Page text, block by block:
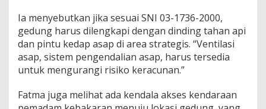
Ia menyebutkan jika sesuai SNI 03-1736-2000,
gedung harus dilengkapi dengan dinding tahan api
dan pintu kedap asap di area strategis. “Ventilasi
asap, sistem pengendalian asap, harus tersedia
untuk mengurangi risiko keracunan.”
Fatma juga melihat ada kendala akses kendaraan